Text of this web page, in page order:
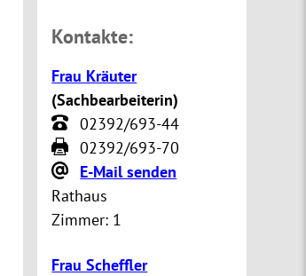
Kontakte:
Frau Kräuter
(Sachbearbeiterin)
02392/693-44
02392/693-70
E-Mail senden
Rathaus
Zimmer: 1
Frau Scheffler